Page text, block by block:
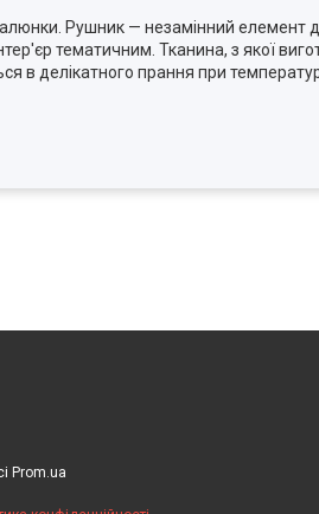
Рушник — незамінний елемент
тематичним. Тканина, з якої
делікатного прання при
Prom.ua